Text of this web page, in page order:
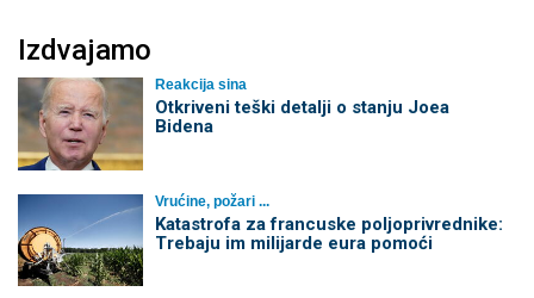
Izdvajamo
Reakcija sina
Otkriveni teški detalji o stanju Joea
Bidena
Vrućine, požari ...
Katastrofa za francuske poljoprivrednike:
Trebaju im milijarde eura pomoći